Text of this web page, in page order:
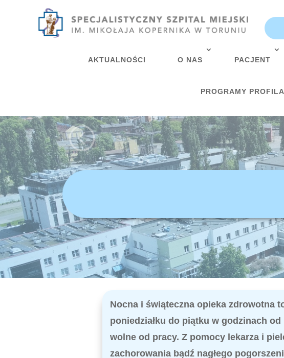
AKTUALNOŚCI O NAS PACJENT
PROGRAMY
<
Nocna i świąteczna opieka zdrowotna
poniedziałku do piątku w godzinach
wolne od pracy. Z pomocy lekarza i
zachorowania bądź nagłego